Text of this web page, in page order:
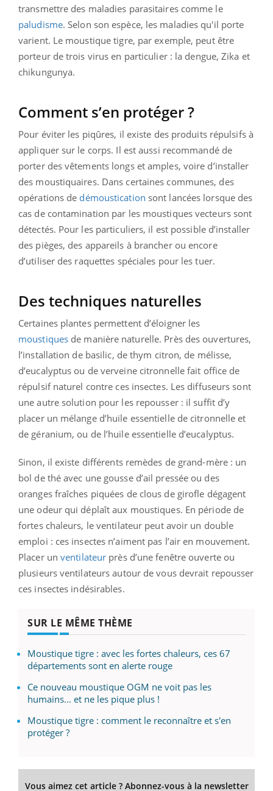
transmettre des maladies parasitaires comme le
paludisme. Selon son espèce, les maladies qu'il porte
varient. Le moustique tigre, par exemple, peut être
porteur de trois virus en particulier : la dengue, Zika et
chikungunya.
Comment s’en protéger ?
Pour éviter les piqûres, il existe des produits répulsifs à
appliquer sur le corps. Il est aussi recommandé de
porter des vêtements longs et amples, voire d’installer
des moustiquaires. Dans certaines communes, des
opérations de démoustication sont lancées lorsque des
cas de contamination par les moustiques vecteurs sont
détectés. Pour les particuliers, il est possible d’installer
des pièges, des appareils à brancher ou encore
d’utiliser des raquettes spéciales pour les tuer.
Des techniques naturelles
Certaines plantes permettent d’éloigner les
moustiques de manière naturelle. Près des ouvertures,
l’installation de basilic, de thym citron, de mélisse,
d’eucalyptus ou de verveine citronnelle fait office de
répulsif naturel contre ces insectes. Les diffuseurs sont
une autre solution pour les repousser : il suffit d’y
placer un mélange d’huile essentielle de citronnelle et
de géranium, ou de l’huile essentielle d’eucalyptus.
Sinon, il existe différents remèdes de grand-mère : un
bol de thé avec une gousse d’ail pressée ou des
oranges fraîches piquées de clous de girofle dégagent
une odeur qui déplaît aux moustiques. En période de
fortes chaleurs, le ventilateur peut avoir un double
emploi : ces insectes n’aiment pas l’air en mouvement.
Placer un ventilateur près d’une fenêtre ouverte ou
plusieurs ventilateurs autour de vous devrait repousser
ces insectes indésirables.
SUR LE MÊME THÈME
Moustique tigre : avec les fortes chaleurs, ces 67
départements sont en alerte rouge
Ce nouveau moustique OGM ne voit pas les
humains... et ne les pique plus !
Moustique tigre : comment le reconnaître et s'en
protéger ?
Vous aimez cet article ? Abonnez-vous à la newsletter